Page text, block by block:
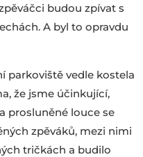
budou zpívat s
A byl to opravdu
parkoviště vedle kostela
že jsme účinkující,
prosluněné louce se
zpěváků, mezi nimi
tričkách a budilo